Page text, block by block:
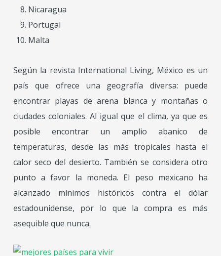
Nicaragua
Portugal
Malta
Según la revista International Living, México es un
país que ofrece una geografía diversa: puede
encontrar playas de arena blanca y montañas o
ciudades coloniales. Al igual que el clima, ya que es
posible encontrar un amplio abanico de
temperaturas, desde las más tropicales hasta el
calor seco del desierto. También se considera otro
punto a favor la moneda. El peso mexicano ha
alcanzado mínimos históricos contra el dólar
estadounidense, por lo que la compra es más
asequible que nunca.